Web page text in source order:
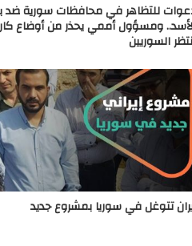
للتظاهر في محافظات سورية ضد
ومسؤول أممي يحذر من أوضاع
السوريين
تتوغل في سوريا بمشروع جديد